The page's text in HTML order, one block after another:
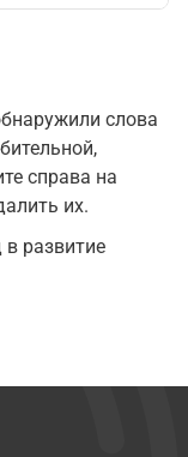
слова
справа на
их.
развитие